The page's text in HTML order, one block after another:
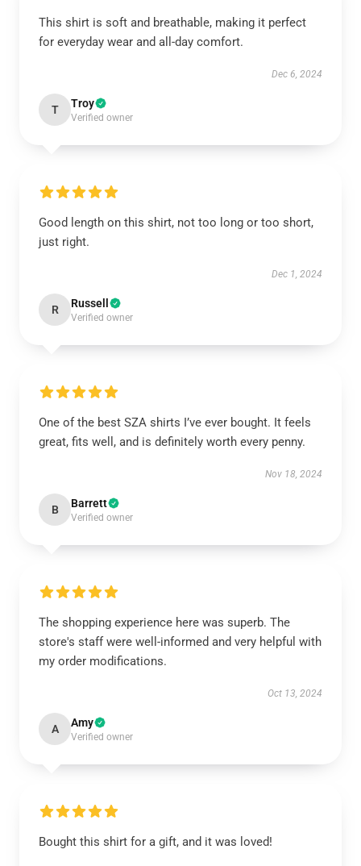
This shirt is soft and breathable, making it perfect
for everyday wear and all-day comfort.
Dec 6, 2024
T Troy
Verified owner
Good length on this shirt, not too long or too short,
just right.
Dec 1, 2024
R Russell
Verified owner
One of the best SZA shirts I’ve ever bought. It feels
great, fits well, and is definitely worth every penny.
Nov 18, 2024
B Barrett
Verified owner
The shopping experience here was superb. The
store's staff were well-informed and very helpful with
my order modifications.
Oct 13, 2024
A Amy
Verified owner
Bought this shirt for a gift, and it was loved!